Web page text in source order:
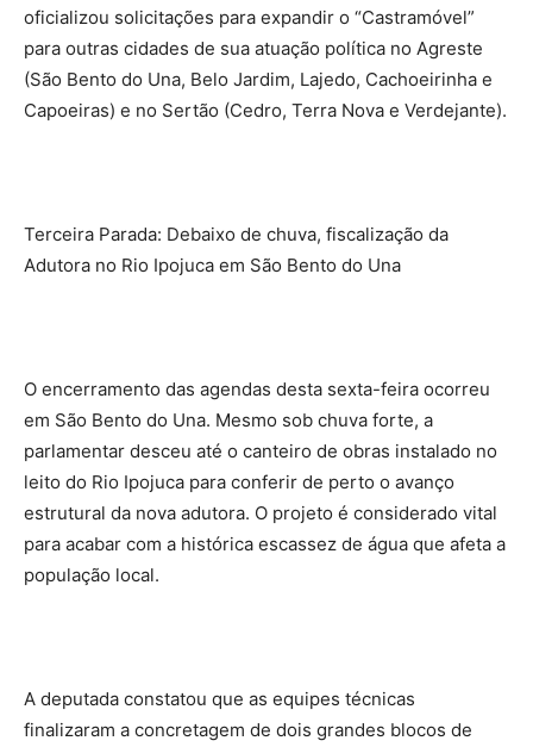
oficializou solicitações para expandir o “Castramóvel”
para outras cidades de sua atuação política no Agreste
(São Bento do Una, Belo Jardim, Lajedo, Cachoeirinha e
Capoeiras) e no Sertão (Cedro, Terra Nova e Verdejante).
Terceira Parada: Debaixo de chuva, fiscalização da
Adutora no Rio Ipojuca em São Bento do Una
O encerramento das agendas desta sexta-feira ocorreu
em São Bento do Una. Mesmo sob chuva forte, a
parlamentar desceu até o canteiro de obras instalado no
leito do Rio Ipojuca para conferir de perto o avanço
estrutural da nova adutora. O projeto é considerado vital
para acabar com a histórica escassez de água que afeta a
população local.
A deputada constatou que as equipes técnicas
finalizaram a concretagem de dois grandes blocos de